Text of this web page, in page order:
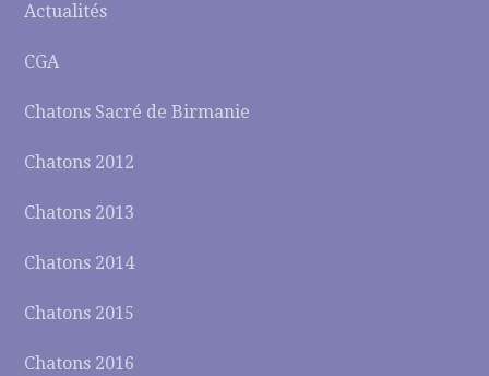
Actualités
CGA
Chatons Sacré de Birmanie
Chatons 2012
Chatons 2013
Chatons 2014
Chatons 2015
Chatons 2016